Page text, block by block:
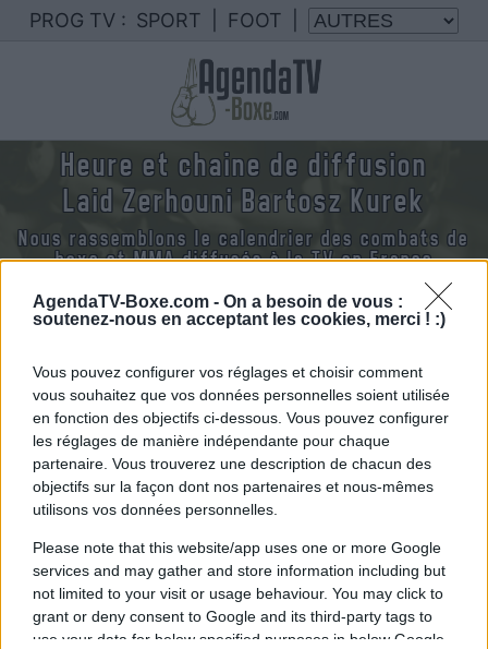
AgendaTV-Boxe.com - On a besoin de vous :
soutenez-nous en acceptant les cookies, merci ! :)
Vous pouvez configurer vos réglages et choisir comment
vous souhaitez que vos données personnelles soient utilisée
en fonction des objectifs ci-dessous. Vous pouvez configurer
les réglages de manière indépendante pour chaque
partenaire. Vous trouverez une description de chacun des
objectifs sur la façon dont nos partenaires et nous-mêmes
utilisons vos données personnelles.
Please note that this website/app uses one or more Google
services and may gather and store information including but
not limited to your visit or usage behaviour. You may click to
grant or deny consent to Google and its third-party tags to
use your data for below specified purposes in below Google
PROG TV : SPORT FOOT
Heure et chaine de diffusion
Laid Zerhouni Bartosz Kurek
Nous rassemblons le calendrier des combats de
boxe et MMA diffusés à la TV en France
Samedi 18 juillet 2026
20h30
Laid
Zerhouni
Kurek
La diffusion du combat de MMA entre
ZerhounietBartosz Kurekaura lieusamedi 18